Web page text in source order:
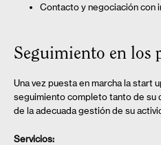
Contacto y negociación con
Seguimiento en los
Una vez puesta en marcha la start
seguimiento completo tanto de su
de la adecuada gestión de su
Servicios: